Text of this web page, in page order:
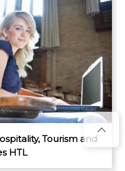
Tourism and
HTL